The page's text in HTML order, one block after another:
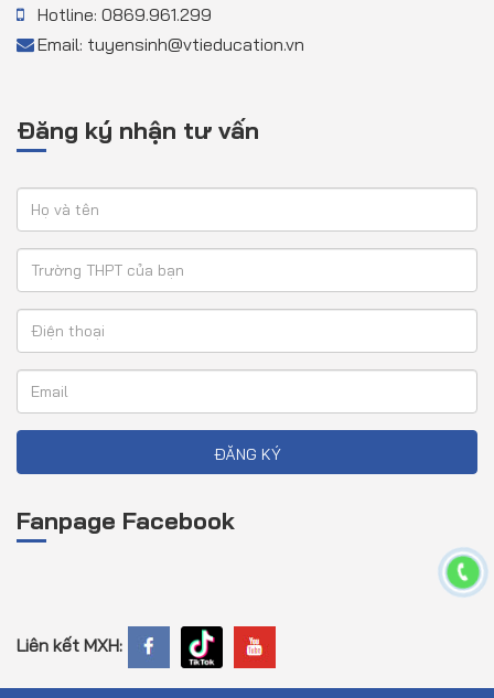
Hotline: 0869.961.299
Email: tuyensinh@vtieducation.vn
Đăng ký nhận tư vấn
ĐĂNG KÝ
Fanpage Facebook
Liên kết MXH: